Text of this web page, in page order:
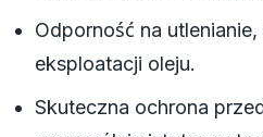
Odporność na
eksploatacji oleju.
Skuteczna ochrona